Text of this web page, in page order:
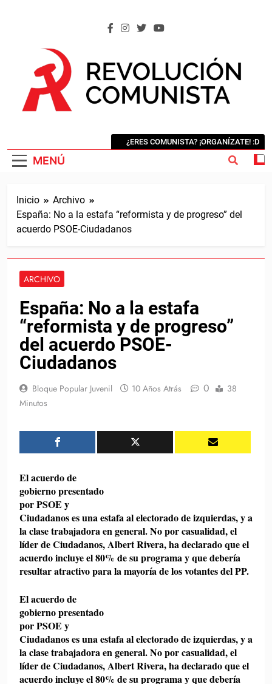
MENÚ
¿ERES COMUNISTA? ¡ORGANÍZATE! :D
Inicio
Archivo
España: No a la estafa “reformista y de progreso” del
acuerdo PSOE-Ciudadanos
ARCHIVO
España: No a la estafa
“reformista y de progreso”
del acuerdo PSOE-
Ciudadanos
Bloque Popular Juvenil 10 Años Atrás 0
38
Minutos
El acuerdo de
gobierno presentado
por PSOE y
Ciudadanos es una estafa al electorado de izquierdas, y a
la clase trabajadora en general. No por casualidad, el
líder de Ciudadanos, Albert Rivera, ha declarado que el
acuerdo incluye el 80% de su programa y que debería
resultar atractivo para la mayoría de los votantes del PP.
El acuerdo de
gobierno presentado
por PSOE y
Ciudadanos es una estafa al electorado de izquierdas, y a
la clase trabajadora en general. No por casualidad, el
líder de Ciudadanos, Albert Rivera, ha declarado que el
acuerdo incluye el 80% de su programa y que debería